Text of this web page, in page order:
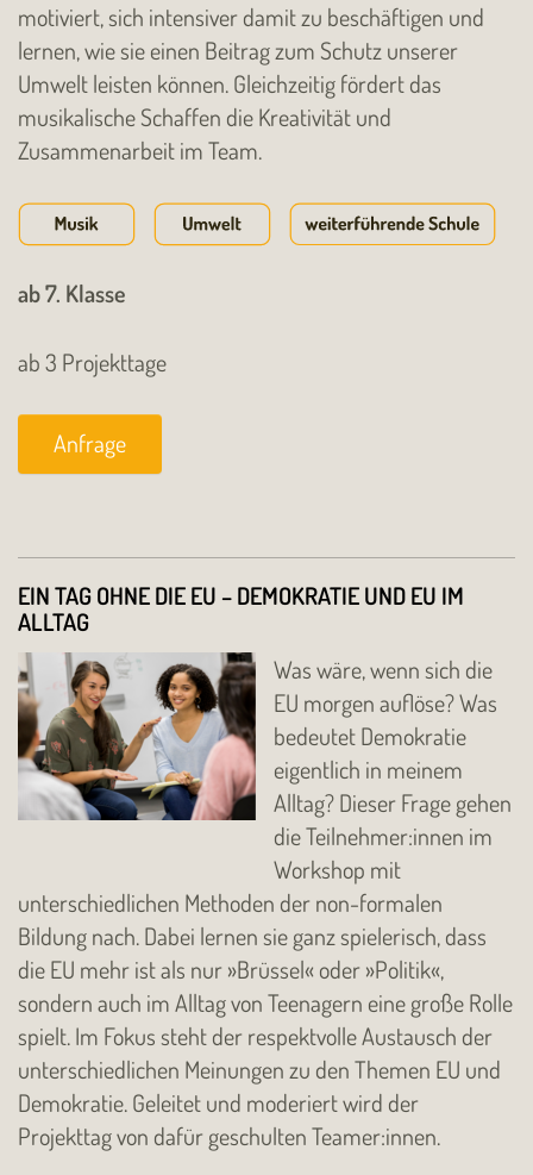
motiviert, sich intensiver damit zu beschäftigen und
lernen, wie sie einen Beitrag zum Schutz unserer
Umwelt leisten können. Gleichzeitig fördert das
musikalische Schaffen die Kreativität und
Zusammenarbeit im Team.
ab 7. Klasse
ab 3 Projekttage
Anfrage
EIN TAG OHNE DIE EU – DEMOKRATIE UND EU IM
ALLTAG
Was wäre, wenn sich die
EU morgen auflöse? Was
bedeutet Demokratie
eigentlich in meinem
Alltag? Dieser Frage gehen
die Teilnehmer:innen im
Workshop mit
unterschiedlichen Methoden der non-formalen
Bildung nach. Dabei lernen sie ganz spielerisch, dass
die EU mehr ist als nur »Brüssel« oder »Politik«,
sondern auch im Alltag von Teenagern eine große Rolle
spielt. Im Fokus steht der respektvolle Austausch der
unterschiedlichen Meinungen zu den Themen EU und
Demokratie. Geleitet und moderiert wird der
Projekttag von dafür geschulten Teamer:innen.